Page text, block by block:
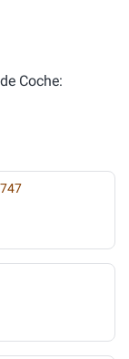
Coche: